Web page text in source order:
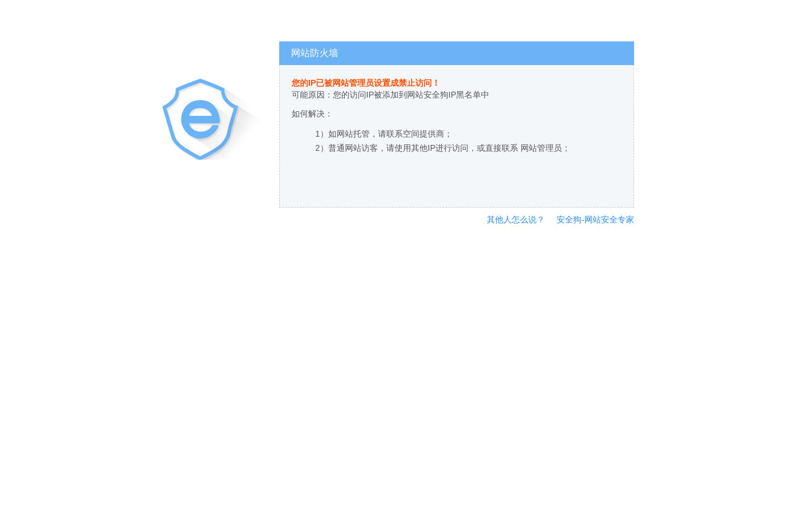
网站防火墙
您的IP已被网站管理员设置成禁止访问！
可能原因：您的访问IP被添加到网站安全狗IP黑名单中
如何解决：
1）如网站托管，请联系空间提供商；
2）普通网站访客，请使用其他IP进行访问，或直接联系 网站管理员；
其他人怎么说？ 安全狗-网站安全专家